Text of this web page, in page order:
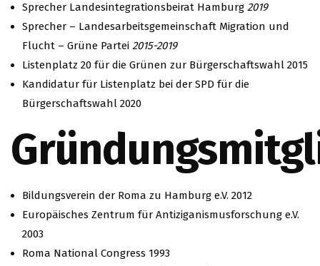
Sprecher Landesintegrationsbeirat Hamburg 2019
Sprecher – Landesarbeitsgemeinschaft Migration und
Flucht – Grüne Partei 2015-2019
Listenplatz 20 für die Grünen zur Bürgerschaftswahl 2015
Kandidatur für Listenplatz bei der SPD für die
Bürgerschaftswahl 2020
Bildungsverein der Roma zu Hamburg e.V. 2012
Europäisches Zentrum für Antiziganismusforschung e.V.
2003
Roma National Congress 1993